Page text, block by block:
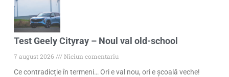
Test Geely Cityray – Noul val old-school
7 august 2026
Niciun comentariu
Ce contradicție în termeni… Ori e val nou, ori e școală veche!